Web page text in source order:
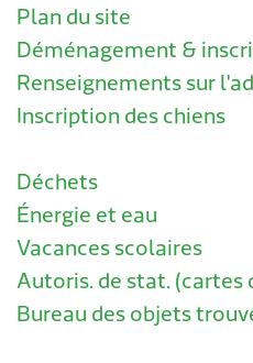
Plan du site
Déménagement &
Renseignements sur
Inscription des chiens
Déchets
Énergie et eau
Vacances scolaires
Autoris. de stat.
Bureau des objets